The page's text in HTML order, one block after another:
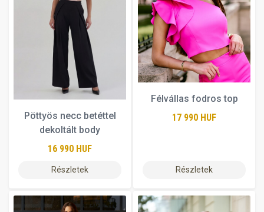
Pöttyös necc betéttel
dekoltált body
16 990 HUF
Részletek
Félvállas fodros top
17 990 HUF
Részletek